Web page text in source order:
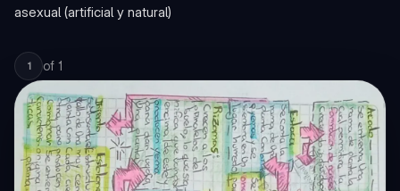
asexual (artificial y natural)
1 of 1